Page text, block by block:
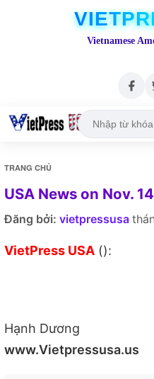
Vietnamese
TRANG CHỦ
USA News on Nov.
Đăng bởi: vietpressusa
VietPress USA ():
Hạnh Dương
www.Vietpressusa.us